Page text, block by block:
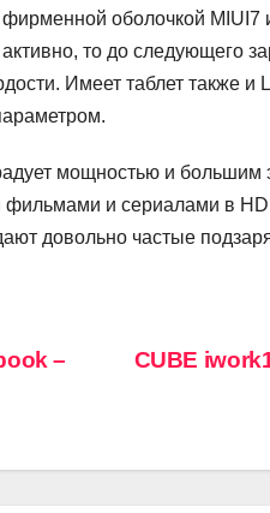
оболочкой
то до следующего
Имеет таблет также
мощностью и большим
и сериалами в HD
довольно частые
CUBE
–